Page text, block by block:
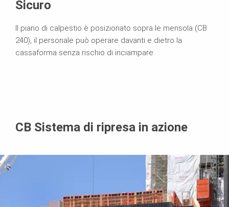
Sicuro
Il piano di calpestio è posizionato sopra le mensola (CB
240), il personale può operare davanti e dietro la
cassaforma senza rischio di inciampare
CB Sistema di ripresa in azione